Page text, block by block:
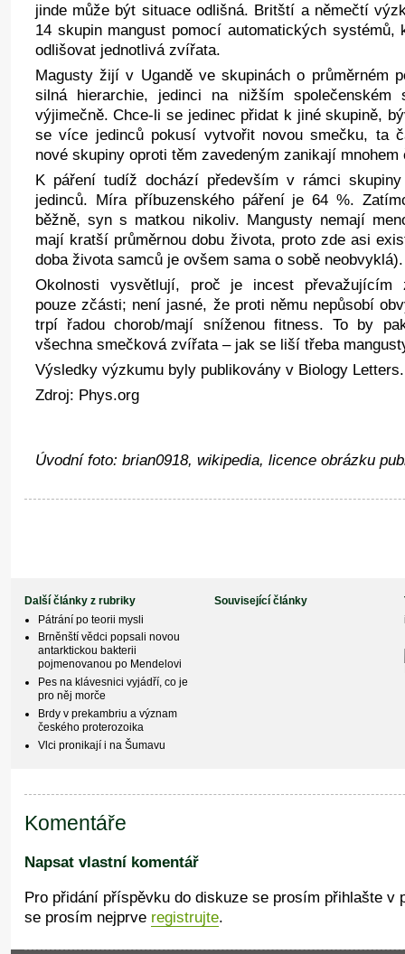
jinde může být situace odlišná. Britští a němečtí
14 skupin mangust pomocí automatických systémů,
odlišovat jednotlivá zvířata.
Magusty žijí v Ugandě ve skupinách o průměrném
silná hierarchie, jedinci na nižším společenském
výjimečně. Chce-li se jedinec přidat k jiné skupině,
se více jedinců pokusí vytvořit novou smečku, ta
nové skupiny oproti těm zavedeným zanikají mnohem
K páření tudíž dochází především v rámci
jedinců. Míra příbuzenského páření je 64 %.
běžně, syn s matkou nikoliv. Mangusty nemají
mají kratší průměrnou dobu života, proto zde asi
doba života samců je ovšem sama o sobě neobvyklá).
Okolnosti vysvětlují, proč je incest převažujícím
pouze zčásti; není jasné, že proti němu nepůsobí
trpí řadou chorob/mají sníženou fitness. To by
všechna smečková zvířata – jak se liší třeba
Výsledky výzkumu byly publikovány v Biology Letters.
Zdroj: Phys.org
Úvodní foto: brian0918, wikipedia, licence obrázku
Další články z rubriky
Pátrání po teorii mysli
Brněnští vědci popsali novou
antarktickou bakterii
pojmenovanou po Mendelovi
Pes na klávesnici vyjádří, co je
pro něj morče
Brdy v prekambriu a význam
českého proterozoika
Vlci pronikají i na Šumavu
Související články
Komentáře
Napsat vlastní komentář
Pro přidání příspěvku do diskuze se prosím přihlašte v
se prosím nejprve registrujte.